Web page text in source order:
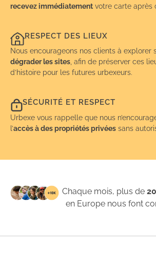
recevez immédiatement votre carte après
RESPECT DES LIEUX
Nous encourageons nos clients à explorer
dégrader les sites , afin de préserver ces
d’histoire pour les futures urbexeurs.
SÉCURITÉ ET RESPECT
Urbexe vous rappelle que nous
l’accès à des propriétés privées sans
Chaque mois, plus de
en Europe nous font